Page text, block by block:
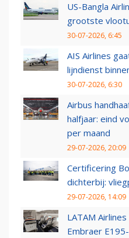
US-Bangla
grootste
30-07-2026, 6:45
AIS Airlines
lijndienst
30-07-2026, 6:30
Airbus
halfjaar: eind
per maand
29-07-2026, 20:09
Certificering
dichterbij:
29-07-2026, 14:09
LATAM
Embraer